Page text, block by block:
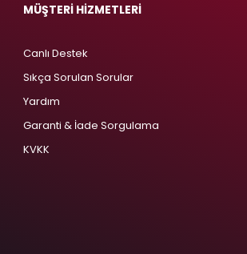
MÜŞTERİ HİZMETLERİ
Canlı Destek
Sıkça Sorulan Sorular
Yardım
Garanti & İade Sorgulama
KVKK